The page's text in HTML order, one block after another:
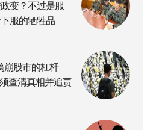
变？不过是服
服的牺牲品
崩股市的杠杆
查清真相并追责